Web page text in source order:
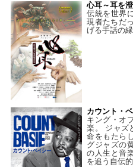
心耳～耳を
伝統を世界
現者たちだ
げる手話の縁
カウント・
キング・オ
楽。 ジャズ
命をもたら
グジャズの
の人生と音
を追う自伝